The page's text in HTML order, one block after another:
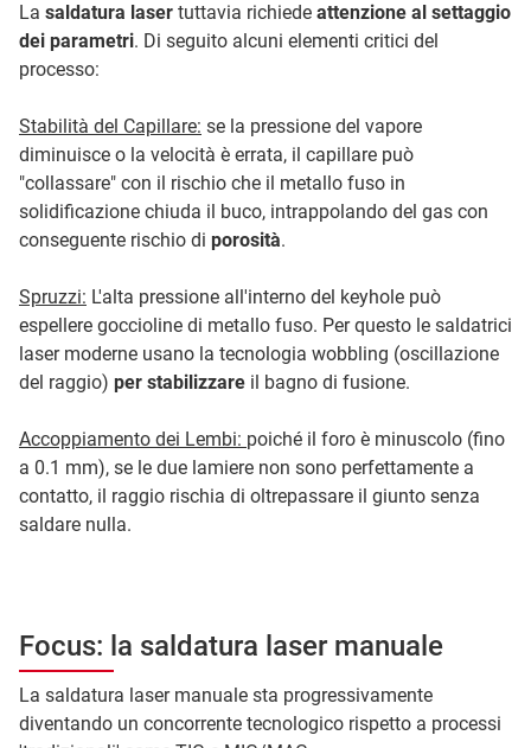
La saldatura laser tuttavia richiede attenzione al settaggio
dei parametri. Di seguito alcuni elementi critici del
processo:
Stabilità del Capillare: se la pressione del vapore
diminuisce o la velocità è errata, il capillare può
"collassare" con il rischio che il metallo fuso in
solidificazione chiuda il buco, intrappolando del gas con
conseguente rischio di porosità.
Spruzzi: L'alta pressione all'interno del keyhole può
espellere goccioline di metallo fuso. Per questo le saldatrici
laser moderne usano la tecnologia wobbling (oscillazione
del raggio) per stabilizzare il bagno di fusione.
Accoppiamento dei Lembi: poiché il foro è minuscolo (fino
a 0.1 mm), se le due lamiere non sono perfettamente a
contatto, il raggio rischia di oltrepassare il giunto senza
saldare nulla.
Focus: la saldatura laser manuale
La saldatura laser manuale sta progressivamente
diventando un concorrente tecnologico rispetto a processi